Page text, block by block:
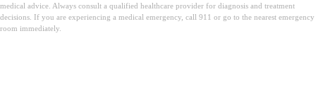
medical advice. Always consult a qualified healthcare provider for diagnosis and treatment
decisions. If you are experiencing a medical emergency, call 911 or go to the nearest emergency
room immediately.